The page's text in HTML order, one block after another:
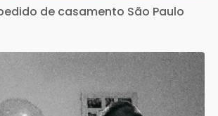
de casamento São Paulo